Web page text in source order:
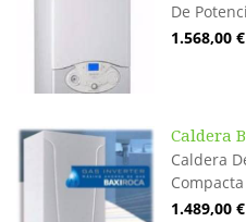
De
1.568,00 €
Caldera
Caldera
1.489,00 €